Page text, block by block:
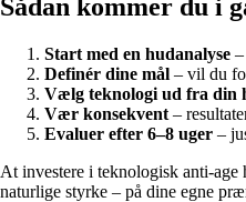
Sådan kommer du i
Start med en hudanalyse
Definér dine mål – vil du
Vælg teknologi ud fra din
Vær konsekvent –
Evaluer efter 6–8 uger –
At investere i teknologisk anti-
naturlige styrke – på dine egne